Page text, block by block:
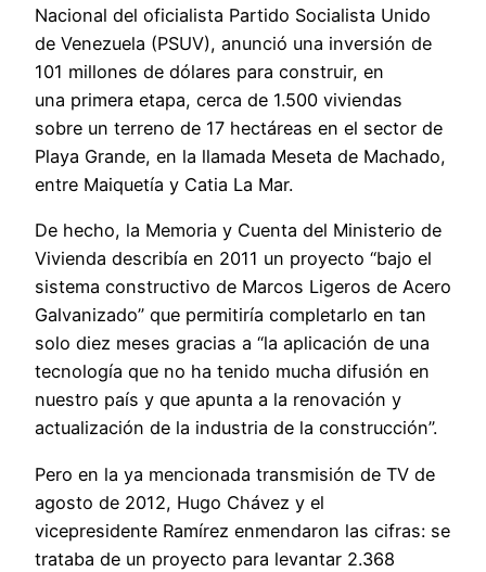
Nacional del oficialista Partido Socialista Unido
de Venezuela (PSUV), anunció una inversión de
101 millones de dólares para construir, en
una primera etapa, cerca de 1.500 viviendas
sobre un terreno de 17 hectáreas en el sector de
Playa Grande, en la llamada Meseta de Machado,
entre Maiquetía y Catia La Mar.
De hecho, la Memoria y Cuenta del Ministerio de
Vivienda describía en 2011 un proyecto “bajo el
sistema constructivo de Marcos Ligeros de Acero
Galvanizado” que permitiría completarlo en tan
solo diez meses gracias a “la aplicación de una
tecnología que no ha tenido mucha difusión en
nuestro país y que apunta a la renovación y
actualización de la industria de la construcción”.
Pero en la ya mencionada transmisión de TV de
agosto de 2012, Hugo Chávez y el
vicepresidente Ramírez enmendaron las cifras: se
trataba de un proyecto para levantar 2.368